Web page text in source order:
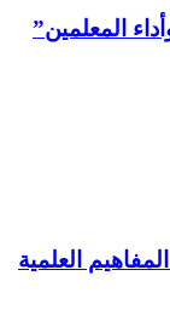
المعلمين”
العلمية